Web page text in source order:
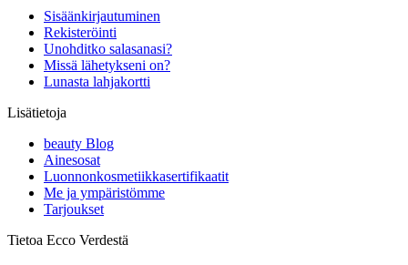
Sisäänkirjautuminen
Rekisteröinti
Unohditko salasanasi?
Missä lähetykseni on?
Lunasta lahjakortti
Lisätietoja
beauty Blog
Ainesosat
Luonnonkosmetiikkasertifikaatit
Me ja ympäristömme
Tarjoukset
Tietoa Ecco Verdestä